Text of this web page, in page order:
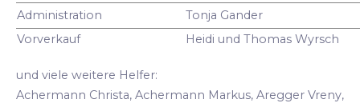
Administration
Tonja Gander
Vorverkauf
Heidi und Thomas Wyrsch
und viele weitere Helfer:
Achermann Christa, Achermann Markus, Aregger Vreny,